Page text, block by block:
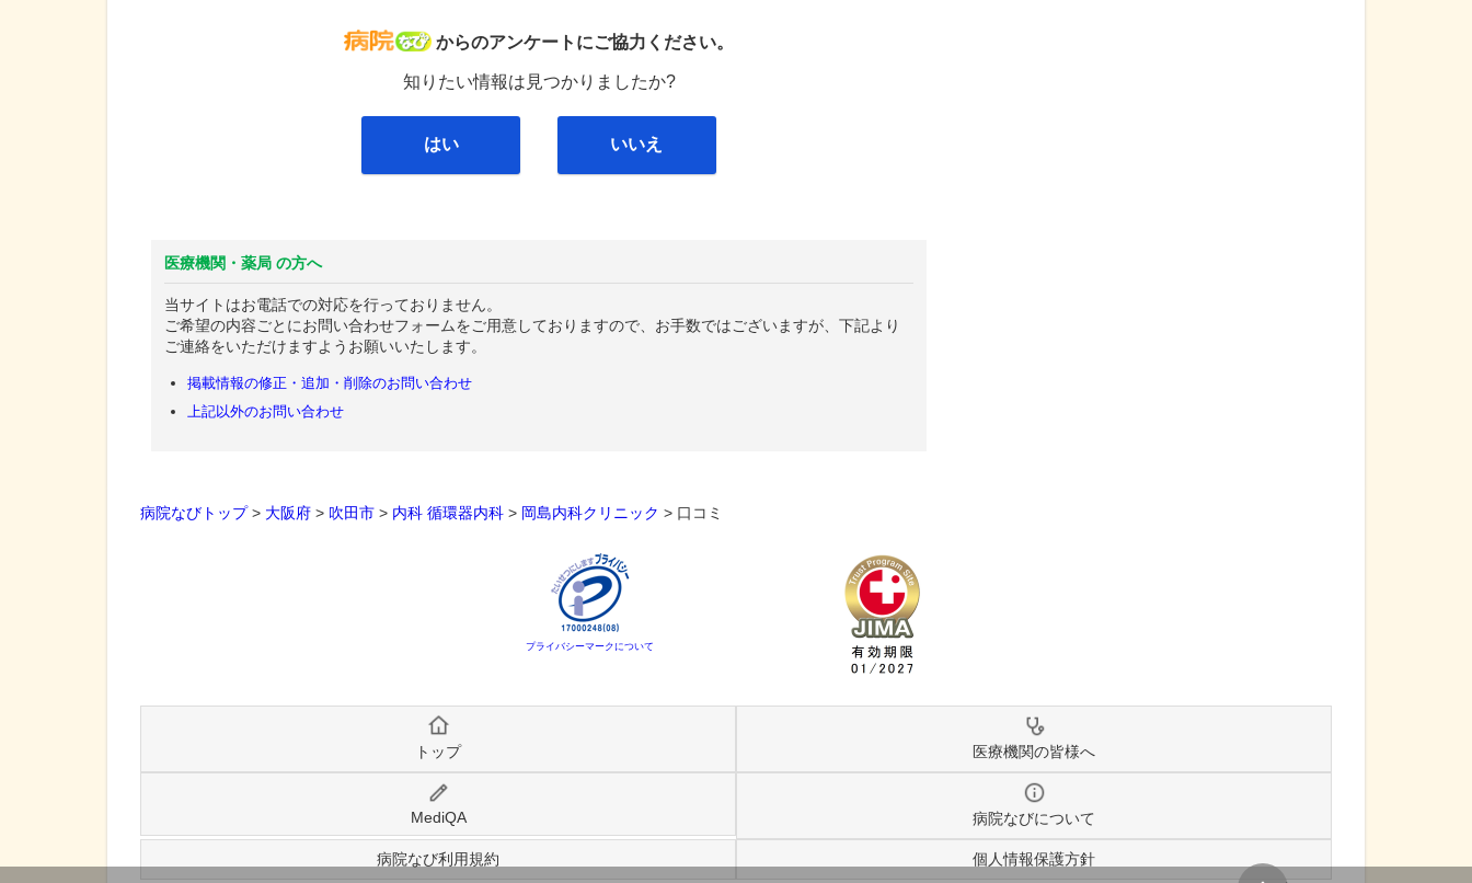
病院なび
からのアンケートにご協力ください。
知りたい情報は見つかりましたか?
はい いいえ
医療機関・薬局 の方へ
当サイトはお電話での対応を行っておりません。
ご希望の内容ごとにお問い合わせフォームをご用意しておりますので、お手数ではございますが、下記より
ご連絡をいただけますようお願いいたします。
掲載情報の修正・追加・削除のお問い合わせ
上記以外のお問い合わせ
病院なびトップ> 大阪府 > 吹田市 > 内科 循環器内科 > 岡島内科クリニック > 口コミ
プライバシーマークについて
トップ 医療機関の皆様へ
MediQA 病院なびについて
病院なび利用規約 個人情報保護方針